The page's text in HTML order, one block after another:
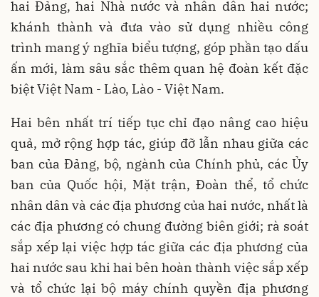
hai Đảng, hai Nhà nước và nhân dân hai nước;
khánh thành và đưa vào sử dụng nhiều công
trình mang ý nghĩa biểu tượng, góp phần tạo dấu
ấn mới, làm sâu sắc thêm quan hệ đoàn kết đặc
biệt Việt Nam - Lào, Lào - Việt Nam.
Hai bên nhất trí tiếp tục chỉ đạo nâng cao hiệu
quả, mở rộng hợp tác, giúp đỡ lẫn nhau giữa các
ban của Đảng, bộ, ngành của Chính phủ, các Ủy
ban của Quốc hội, Mặt trận, Đoàn thể, tổ chức
nhân dân và các địa phương của hai nước, nhất là
các địa phương có chung đường biên giới; rà soát
sắp xếp lại việc hợp tác giữa các địa phương của
hai nước sau khi hai bên hoàn thành việc sắp xếp
và tổ chức lại bộ máy chính quyền địa phương